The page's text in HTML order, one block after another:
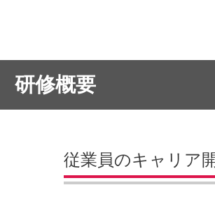
研修概要
従業員のキャリア